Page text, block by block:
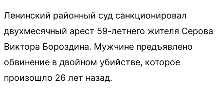
Ленинский районный суд санкционировал
двухмесячный арест 59-летнего жителя Серова
Виктора Бороздина. Мужчине предъявлено
обвинение в двойном убийстве, которое
произошло 26 лет назад.